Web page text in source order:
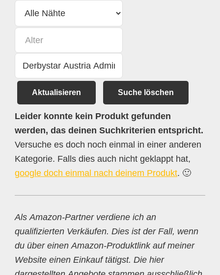
Aktualisieren Suche löschen
Leider konnte kein Produkt gefunden
werden, das deinen Suchkriterien entspricht.
Versuche es doch noch einmal in einer anderen
Kategorie. Falls dies auch nicht geklappt hat,
google doch einmal nach deinem Produkt. 🙂
Als Amazon-Partner verdiene ich an
qualifizierten Verkäufen. Dies ist der Fall, wenn
du über einen Amazon-Produktlink auf meiner
Website einen Einkauf tätigst. Die hier